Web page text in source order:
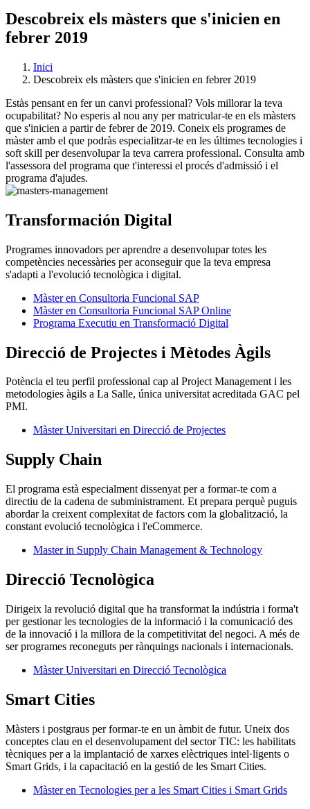
Descobreix els màsters que s'inicien en
febrer 2019
Inici
Descobreix els màsters que s'inicien en febrer 2019
Estàs pensant en fer un canvi professional? Vols millorar la teva
ocupabilitat? No esperis al nou any per matricular-te en els màsters
que s'inicien a partir de febrer de 2019. Coneix els programes de
màster amb el que podràs especialitzar-te en les últimes tecnologies i
soft skill per desenvolupar la teva carrera professional. Consulta amb
l'assessora del programa que t'interessi el procés d'admissió i el
programa d'ajudes.
Transformación Digital
Programes innovadors per aprendre a desenvolupar totes les
competències necessàries per aconseguir que la teva empresa
s'adapti a l'evolució tecnològica i digital.
Màster en Consultoria Funcional SAP
Màster en Consultoria Funcional SAP Online
Programa Executiu en Transformació Digital
Direcció de Projectes i Mètodes Àgils
Potència el teu perfil professional cap al Project Management i les
metodologies àgils a La Salle, única universitat acreditada GAC pel
PMI.
Màster Universitari en Direcció de Projectes
Supply Chain
El programa està especialment dissenyat per a formar-te com a
directiu de la cadena de subministrament. Et prepara perquè puguis
abordar la creixent complexitat de factors com la globalització, la
constant evolució tecnològica i l'eCommerce.
Master in Supply Chain Management & Technology
Direcció Tecnològica
Dirigeix la revolució digital que ha transformat la indústria i forma't
per gestionar les tecnologies de la informació i la comunicació des
de la innovació i la millora de la competitivitat del negoci. A més de
ser programes reconeguts per rànquings nacionals i internacionals.
Màster Universitari en Direcció Tecnològica
Smart Cities
Màsters i postgraus per formar-te en un àmbit de futur. Uneix dos
conceptes clau en el desenvolupament del sector TIC: les habilitats
tècniques per a la implantació de xarxes elèctriques intel·ligents o
Smart Grids, i la capacitació en la gestió de les Smart Cities.
Màster en Tecnologies per a les Smart Cities i Smart Grids